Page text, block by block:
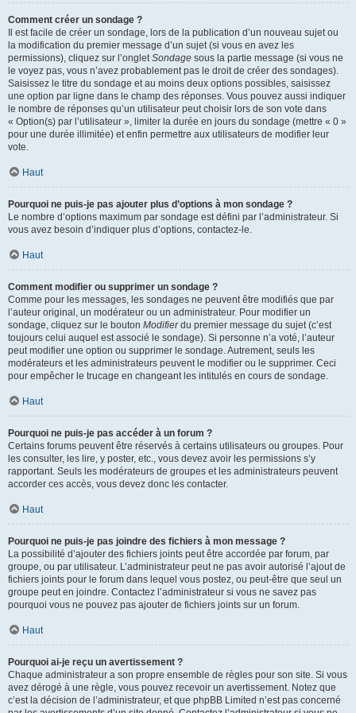
Comment créer un sondage ?
Il est facile de créer un sondage, lors de la publication d’un nouveau sujet ou
la modification du premier message d’un sujet (si vous en avez les
permissions), cliquez sur l’ongletSondage sous la partie message (si vous ne
le voyez pas, vous n’avez probablement pas le droit de créer des sondages).
Saisissez le titre du sondage et au moins deux options possibles, saisissez
une option par ligne dans le champ des réponses. Vous pouvez aussi indiquer
le nombre de réponses qu’un utilisateur peut choisir lors de son vote dans
« Option(s) par l’utilisateur », limiter la durée en jours du sondage (mettre « 0 »
pour une durée illimitée) et enfin permettre aux utilisateurs de modifier leur
vote.
Haut
Pourquoi ne puis-je pas ajouter plus d’options à mon sondage ?
Le nombre d’options maximum par sondage est défini par l’administrateur. Si
vous avez besoin d’indiquer plus d’options, contactez-le.
Haut
Comment modifier ou supprimer un sondage ?
Comme pour les messages, les sondages ne peuvent être modifiés que par
l’auteur original, un modérateur ou un administrateur. Pour modifier un
sondage, cliquez sur le bouton Modifierdu premier message du sujet (c’est
toujours celui auquel est associé le sondage). Si personne n’a voté, l’auteur
peut modifier une option ou supprimer le sondage. Autrement, seuls les
modérateurs et les administrateurs peuvent le modifier ou le supprimer. Ceci
pour empêcher le trucage en changeant les intitulés en cours de sondage.
Haut
Pourquoi ne puis-je pas accéder à un forum ?
Certains forums peuvent être réservés à certains utilisateurs ou groupes. Pour
les consulter, les lire, y poster, etc., vous devez avoir les permissions s’y
rapportant. Seuls les modérateurs de groupes et les administrateurs peuvent
accorder ces accès, vous devez donc les contacter.
Haut
Pourquoi ne puis-je pas joindre des fichiers à mon message ?
La possibilité d’ajouter des fichiers joints peut être accordée par forum, par
groupe, ou par utilisateur. L’administrateur peut ne pas avoir autorisé l’ajout de
fichiers joints pour le forum dans lequel vous postez, ou peut-être que seul un
groupe peut en joindre. Contactez l’administrateur si vous ne savez pas
pourquoi vous ne pouvez pas ajouter de fichiers joints sur un forum.
Haut
Pourquoi ai-je reçu un avertissement ?
Chaque administrateur a son propre ensemble de règles pour son site. Si vous
avez dérogé à une règle, vous pouvez recevoir un avertissement. Notez que
c’est la décision de l’administrateur, et que phpBB Limited n’est pas concerné